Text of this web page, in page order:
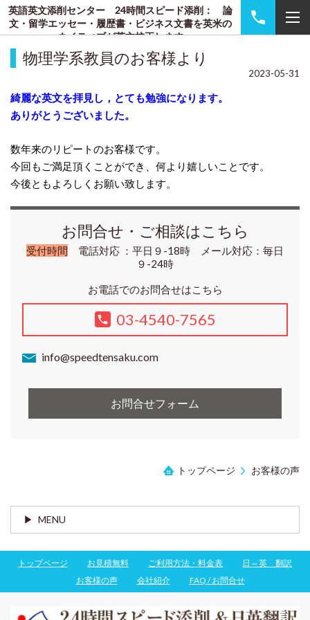
英語英文添削センター 24時間スピード添削： 論
文・留学エッセー・履歴書・ビジネス文書を英米の
ネイティブが英文校正します
物理学系教員のお客様より
2023-05-31
綺麗な英文を拝見し， とても勉強になります。
ありがとうございました。
数年来のリピートのお客様です。
今回もご満足頂くことができ、何より嬉しいことです。
今後ともよろしくお願い致します。
お問合せ・ご相談はこちら
受付時間 電話対応 ：平日９-18時 メール対応：毎日
９-24時
お電話でのお問合せはこちら
03-4540-7565
info@speedtensaku.com
お問合せフォーム
トップページ お客様の声
MENU
トップページ お見積無料 ご利用方法・料金表
日⇔英 翻訳
お客様の声
会社紹介 FAQ / お問合せ